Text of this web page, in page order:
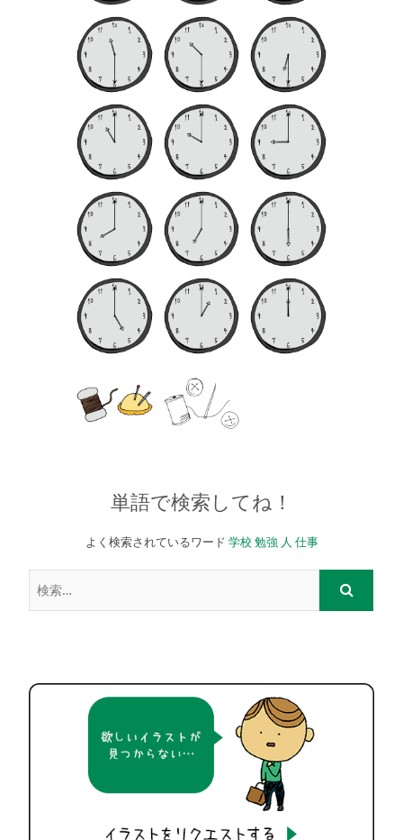
単語で検索してね！
よく検索されているワード 学校 勉強 人 仕事